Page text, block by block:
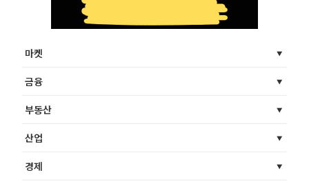
마켓
금융
부동산
산업
경제